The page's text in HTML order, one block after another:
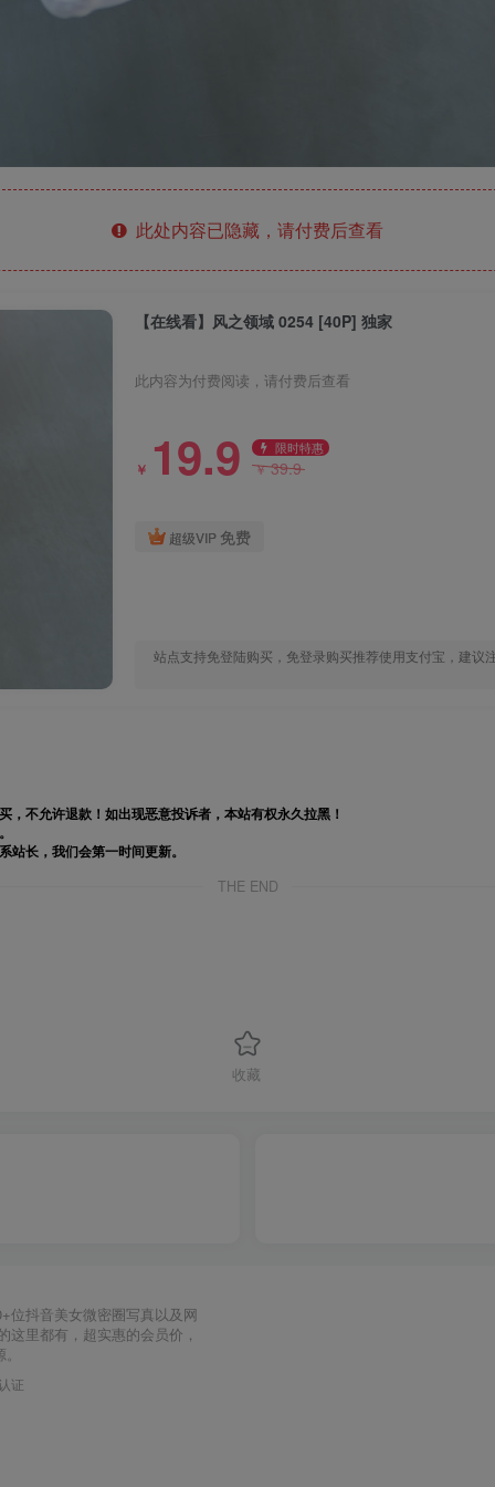
此处内容已隐藏，请付费后查看
【在线看】风之领域 0254 [40P] 独家
此内容为付费阅读，请付费后查看
￥ 19.9 限时特惠
￥39.9
超级VIP 免费
站点支持免登陆购买，免登录购买推荐使用支付宝，建议
不允许退款！如出现恶意投诉者，本站有权永久拉黑！
站长，我们会第一时间更新。
THE END
收藏
位抖音美女微密圈写真以及网
里都有，超实惠的会员价，
证